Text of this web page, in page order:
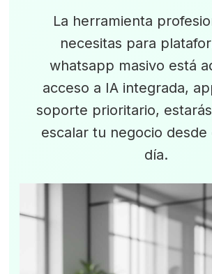
La herramienta
necesitas para
whatsapp masivo está
acceso a IA integrada,
soporte prioritario,
escalar tu negocio
día.